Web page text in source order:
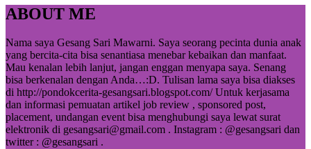
ABOUT ME
Nama saya Gesang Sari Mawarni. Saya seorang pecinta dunia anak
yang bercita-cita bisa senantiasa menebar kebaikan dan manfaat.
Mau kenalan lebih lanjut, jangan enggan menyapa saya. Senang
bisa berkenalan dengan Anda…:D. Tulisan lama saya bisa diakses
di http://pondokcerita-gesangsari.blogspot.com/ Untuk kerjasama
dan informasi pemuatan artikel job review , sponsored post,
placement, undangan event bisa menghubungi saya lewat surat
elektronik di gesangsari@gmail.com . Instagram : @gesangsari dan
twitter : @gesangsari .